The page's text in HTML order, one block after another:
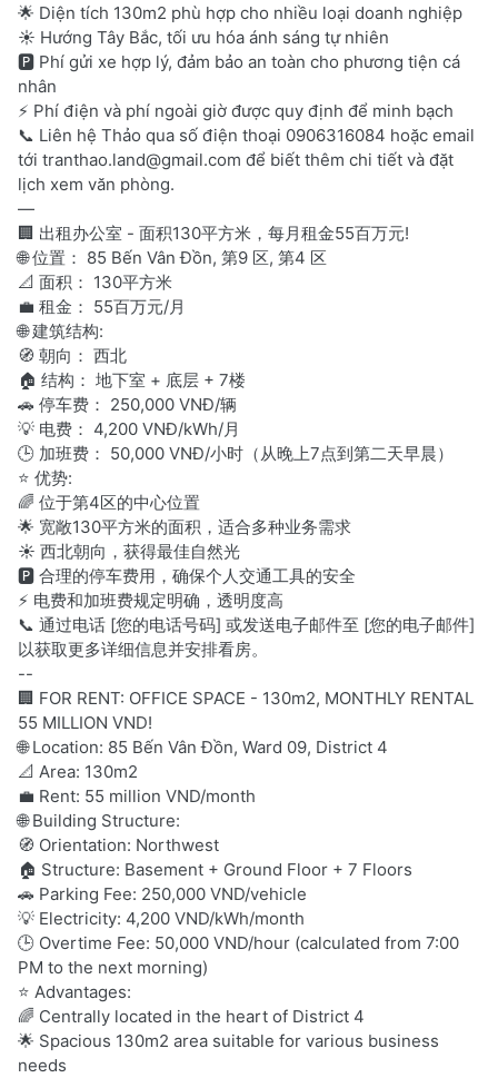
🌟 Diện tích 130m2 phù hợp cho nhiều loại doanh nghiệp
☀️ Hướng Tây Bắc, tối ưu hóa ánh sáng tự nhiên
🅿️ Phí gửi xe hợp lý, đảm bảo an toàn cho phương tiện cá
nhân
⚡ Phí điện và phí ngoài giờ được quy định để minh bạch
📞 Liên hệ Thảo qua số điện thoại 0906316084 hoặc email
tới tranthao.land@gmail.com để biết thêm chi tiết và đặt
lịch xem văn phòng.
—
🏢 出租办公室 - 面积130平方米，每月租金55百万元!
🌐 位置： 85 Bến Vân Đồn, 第9 区, 第4 区
📐 面积： 130平方米
💼 租金： 55百万元/月
🌐 建筑结构:
🧭 朝向： 西北
🏠 结构： 地下室 + 底层 + 7楼
🚗 停车费： 250,000 VNĐ/辆
💡 电费： 4,200 VNĐ/kWh/月
🕒 加班费： 50,000 VNĐ/小时（从晚上7点到第二天早晨）
⭐ 优势:
🌈 位于第4区的中心位置
🌟 宽敞130平方米的面积，适合多种业务需求
☀️ 西北朝向，获得最佳自然光
🅿️ 合理的停车费用，确保个人交通工具的安全
⚡ 电费和加班费规定明确，透明度高
📞 通过电话 [您的电话号码] 或发送电子邮件至 [您的电子邮件]
以获取更多详细信息并安排看房。
--
🏢 FOR RENT: OFFICE SPACE - 130m2, MONTHLY RENTAL
55 MILLION VND!
🌐 Location: 85 Bến Vân Đồn, Ward 09, District 4
📐 Area: 130m2
💼 Rent: 55 million VND/month
🌐 Building Structure:
🧭 Orientation: Northwest
🏠 Structure: Basement + Ground Floor + 7 Floors
🚗 Parking Fee: 250,000 VND/vehicle
💡 Electricity: 4,200 VND/kWh/month
🕒 Overtime Fee: 50,000 VND/hour (calculated from 7:00
PM to the next morning)
⭐ Advantages:
🌈 Centrally located in the heart of District 4
🌟 Spacious 130m2 area suitable for various business
needs